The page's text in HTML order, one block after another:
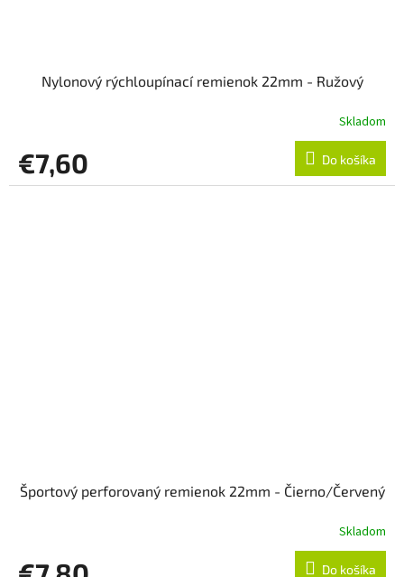
Nylonový rýchloupínací remienok 22mm - Ružový
Skladom
€7,60 Do košíka
Športový perforovaný remienok 22mm - Čierno/Červený
Skladom
Do košíka